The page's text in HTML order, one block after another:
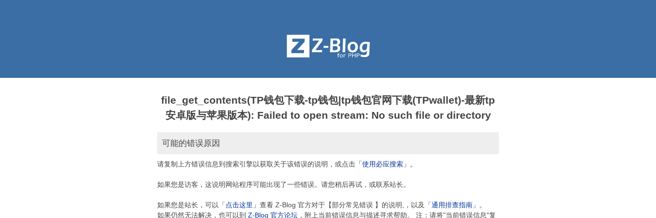
file_get_contents(TP钱包下载-tp钱包|tp钱包官网下载(TPwallet)-最新tp
安卓版与苹果版本): Failed to open stream: No such file or directory
可能的错误原因
请复制上方错误信息到搜索引擎以获取关于该错误的说明，或点击 「使用必应搜索」。
如果您是访客，这说明网站程序可能出现了一些错误。请您稍后再试，或联系站长。
如果您是站长，可以 「点击这里」 查看 Z-Blog 官方对于【部分常见错误 】的说明,，以及 「通用排查指南」
。
如果仍然无法解决，也可以到 Z-Blog 官方论坛 ，附上当前错误信息与描述寻求帮助。 注：请将"当前错误信息"复